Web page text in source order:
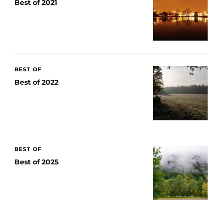
Best of 2021
BEST OF
Best of 2022
BEST OF
Best of 2025